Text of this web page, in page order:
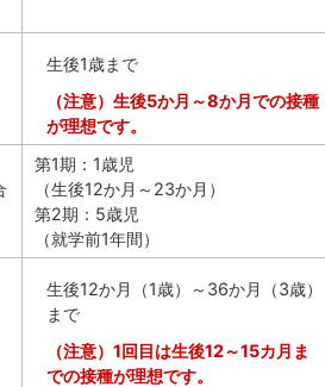
生後1歳まで
（注意）生後5か月～8か月での接種
が理想です。
第1期：1歳児
（生後12か月～23か月）
第2期：5歳児
（就学前1年間）
生後12か月（1歳）～36か月（3歳）
まで
（注意）1回目は生後12～15カ月ま
での接種が理想です。